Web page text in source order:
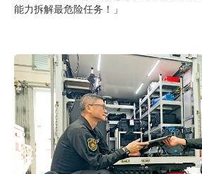
能力拆解最危险任务！」